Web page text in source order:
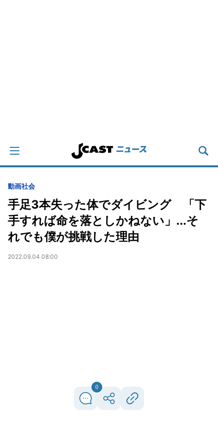
動画社会
手足3本失った体でダイビング 「下
手すれば命を落としかねない」...そ
れでも僕が挑戦した理由
2022.09.04 08:00
0